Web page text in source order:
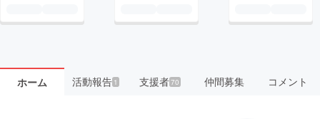
ホーム 活動報告1 支援者70 仲間募集 コメント